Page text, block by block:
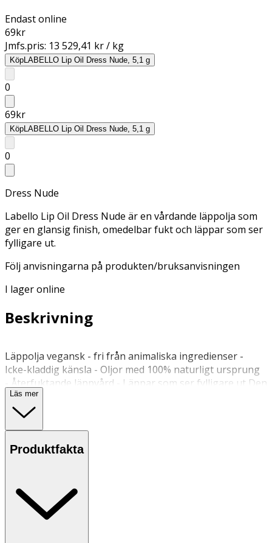
Endast online
69kr
Jmfs.pris: 13 529,41 kr / kg
KöpLABELLO Lip Oil Dress Nude, 5,1 g
0
69kr
KöpLABELLO Lip Oil Dress Nude, 5,1 g
0
Dress Nude
Labello Lip Oil Dress Nude är en vårdande läppolja som
ger en glansig finish, omedelbar fukt och läppar som ser
fylligare ut.
Följ anvisningarna på produkten/bruksanvisningen
I lager online
Beskrivning
Läppolja vegansk - fri från animaliska ingredienser -
Icke-kladdig känsla - Oljor med 100% naturligt ursprung
- Återfuktande läppvård - Läppar som ser fylligare ut Den
nya innovativa Labello Lip Oil Dress Nude är en läppolja
som omedelbart återfuktar läpparna och ger en glansig
ser fylligare ut. Den vårdande formulan innehåller oljor
med 100% naturligt ursprung, så som ekologisk jojoba-
för alla hudtyper. Testa Labello Lip Oil Nude för vackra,
återfuktade och vårdade läppar! Labello Lip Oil finns även
i fler varianter med olika naturliga och svaga färgnyanser
Läs mer
Produktfakta